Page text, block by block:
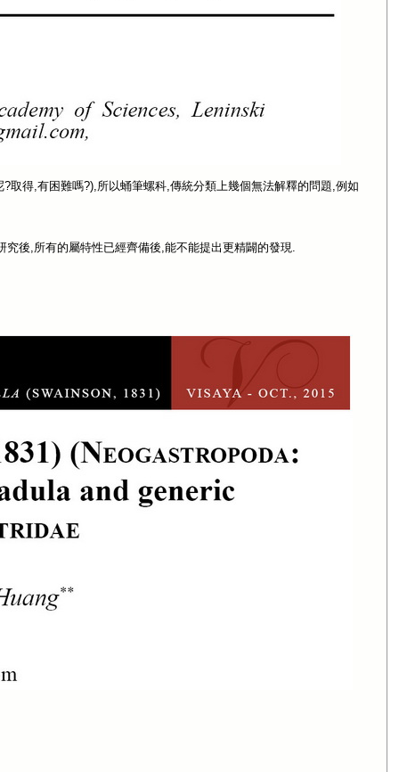
得,有困難嗎?),所以蛹筆螺科,傳統分類上幾個無法解釋的問題,例如
後,所有的屬特性已經齊備後,能不能提出更精闢的發現.